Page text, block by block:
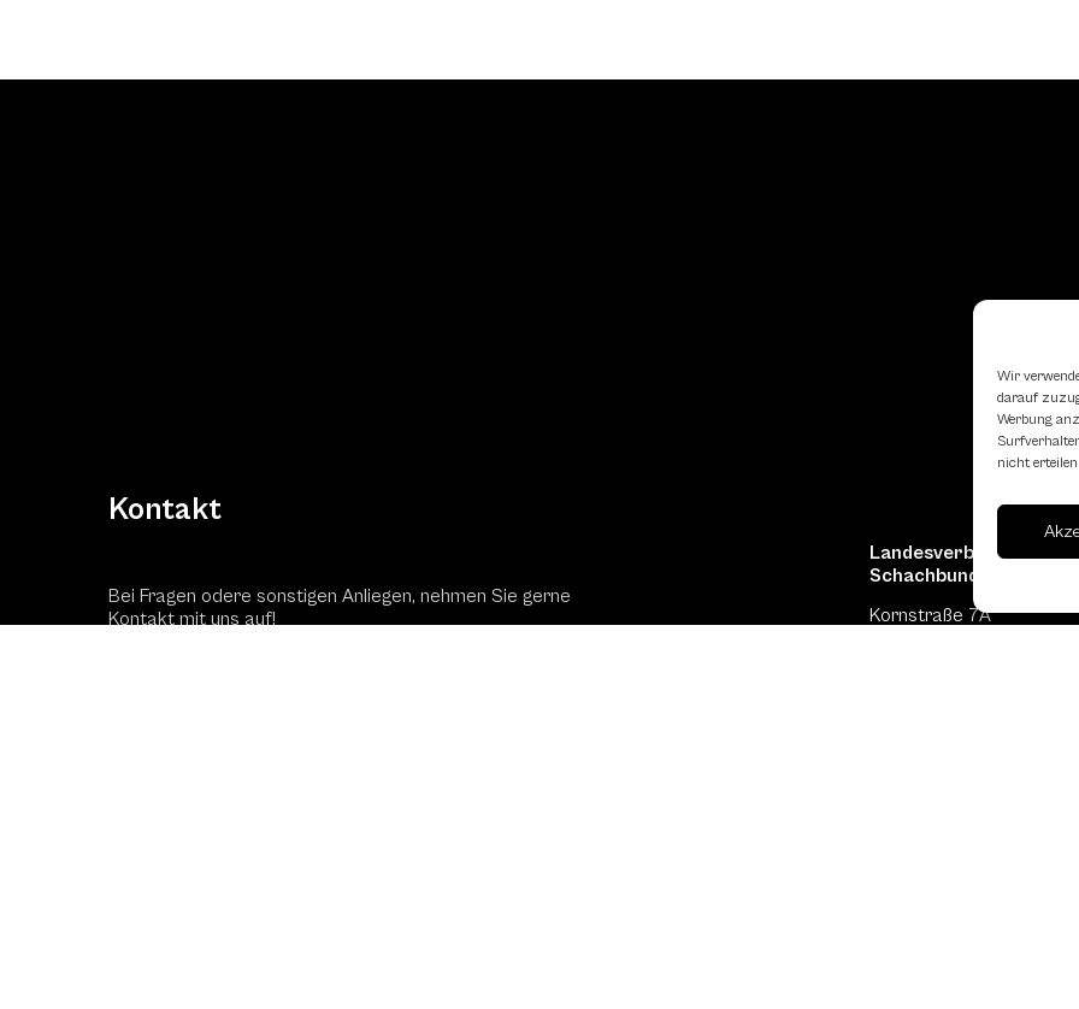
Wir
darauf
Werbung
nicht
Kontakt
Bei Fragen odere sonstigen Anliegen, nehmen Sie gerne
Kontakt mit uns auf!
Landesverband
Schachbundes
Kornstraße 7A